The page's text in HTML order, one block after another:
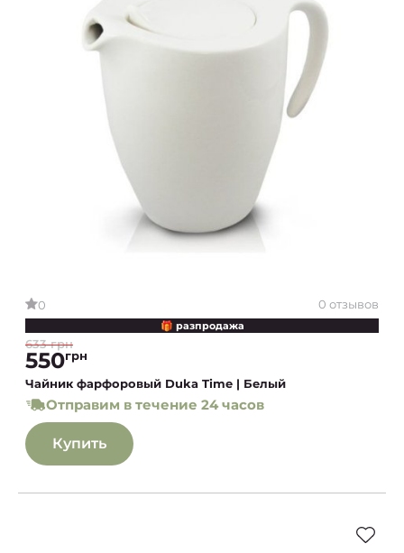
0 0 отзывов
🎁 разпродажа
633 грн
550грн
Чайник фарфоровый Duka Time | Белый
Отправим в течение 24 часов
Купить